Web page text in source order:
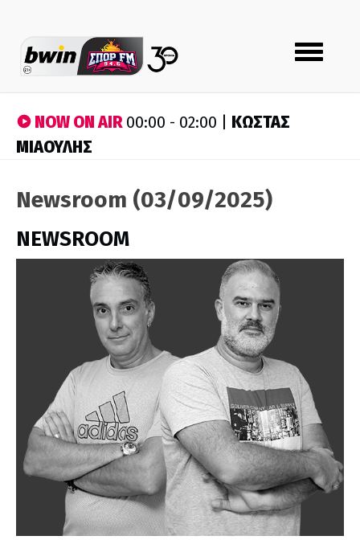
Toggle
navigation
NOW ON AIR00:00 - 02:00 | ΚΩΣΤΑΣ
ΜΙΑΟΥΛΗΣ
Newsroom (03/09/2025)
NEWSROOM